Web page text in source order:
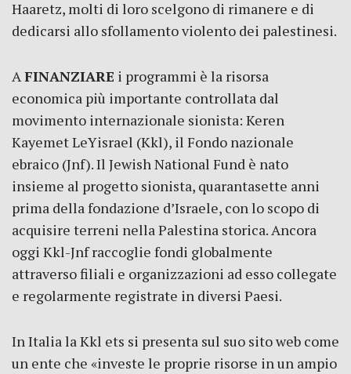
Haaretz, molti di loro scelgono di rimanere e di
dedicarsi allo sfollamento violento dei palestinesi.
AFINANZIARE i programmi è la risorsa
economica più importante controllata dal
movimento internazionale sionista: Keren
Kayemet LeYisrael (Kkl), il Fondo nazionale
ebraico (Jnf). Il Jewish National Fund è nato
insieme al progetto sionista, quarantasette anni
prima della fondazione d’Israele, con lo scopo di
acquisire terreni nella Palestina storica. Ancora
oggi Kkl-Jnf raccoglie fondi globalmente
attraverso filiali e organizzazioni ad esso collegate
e regolarmente registrate in diversi Paesi.
In Italia la Kkl ets si presenta sul suo sito web come
un ente che «investe le proprie risorse in un ampio